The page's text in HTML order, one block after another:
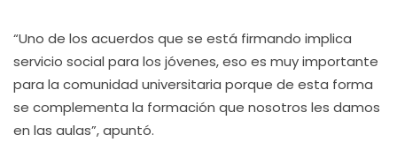
“Uno de los acuerdos que se está firmando implica
servicio social para los jóvenes, eso es muy importante
para la comunidad universitaria porque de esta forma
se complementa la formación que nosotros les damos
en las aulas”, apuntó.